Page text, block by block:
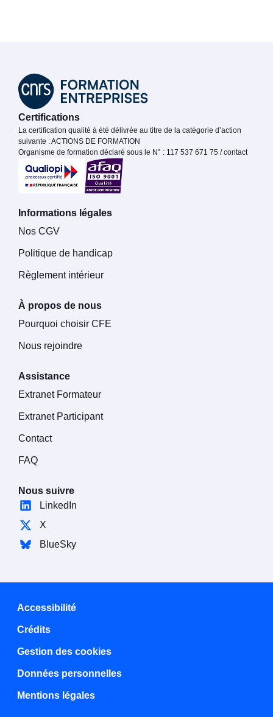
Certifications
La certification qualité à été délivrée au titre de la catégorie d’action
suivante : ACTIONS DE FORMATION
Organisme de formation déclaré sous le N° : 117 537 671 75 / contact
Informations légales
Nos CGV
Politique de handicap
Règlement intérieur
À propos de nous
Pourquoi choisir CFE
Nous rejoindre
Assistance
Extranet Formateur
Extranet Participant
Contact
FAQ
Nous suivre
LinkedIn
X
BlueSky
Accessibilité
Crédits
Gestion des cookies
Données personnelles
Mentions légales